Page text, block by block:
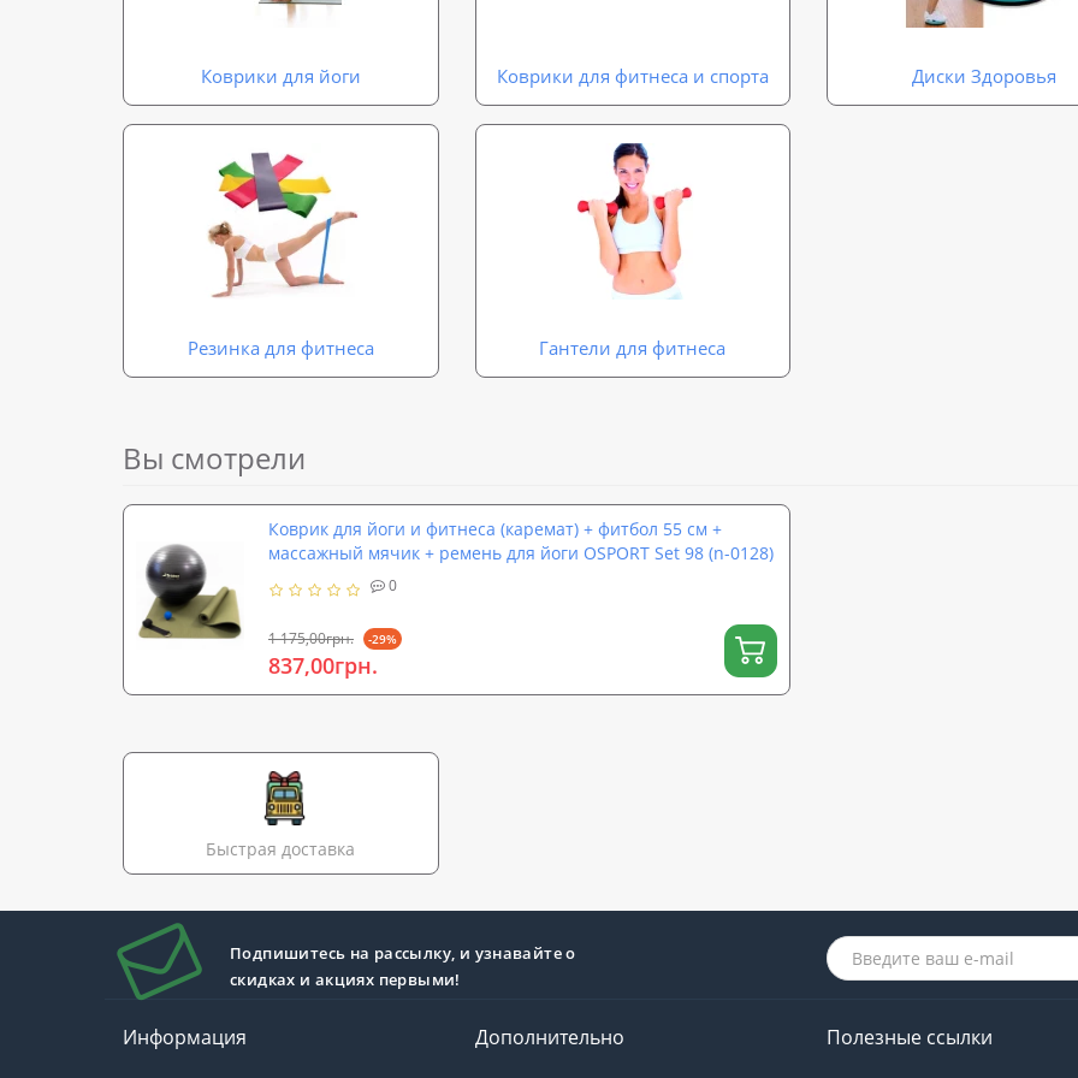
Коврики для йоги Коврики для фитнеса и спорта Диски Здоровья
Резинка для фитнеса Гантели для фитнеса
Вы смотрели
Коврик для йоги и фитнеса (каремат) + фитбол 55 см +
массажный мячик + ремень для йоги OSPORT Set 98 (n-0128)
0
1 175,00грн. -29%
837,00грн.
Быстрая доставка
Подпишитесь на рассылку, и узнавайте о
скидках и акциях первыми!
Информация Дополнительно Полезные ссылки